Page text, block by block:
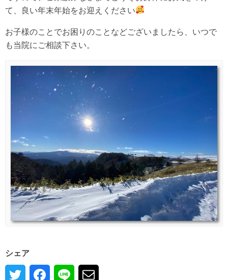
て、良い年末年始をお迎えください
お子様のことでお困りのことなどございましたら、いつで
も当院にご相談下さい。
シェア